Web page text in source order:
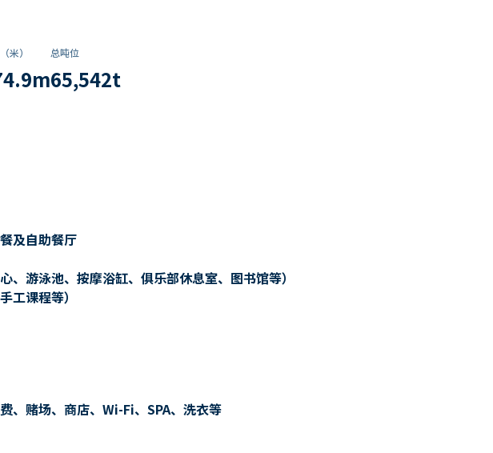
米）
m
总吨位
65,542t
及自助餐厅
、游泳池、按摩浴缸、俱乐部休息室、图书馆等）
工课程等）
、赌场、商店、Wi-Fi、SPA、洗衣等